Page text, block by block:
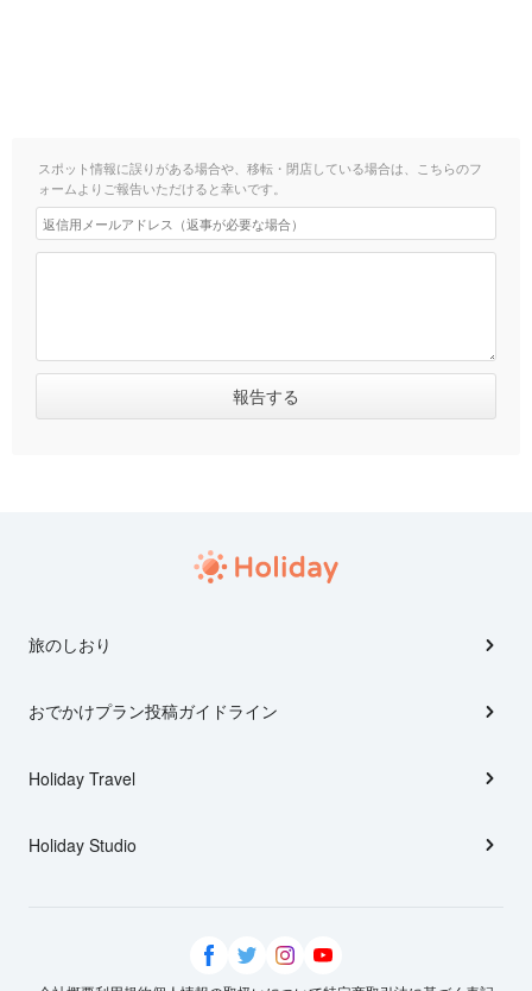
スポット情報に誤りがある場合や、移転・閉店している場合は、こちらのフ
ォームよりご報告いただけると幸いです。
旅のしおり
おでかけプラン投稿ガイドライン
Holiday Travel
Holiday Studio